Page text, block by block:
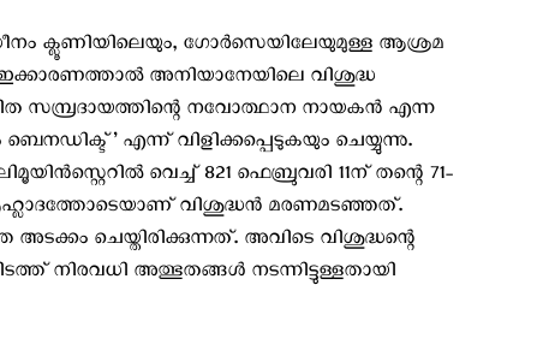
ക്ലൂണിയിലെയും, ഗോര്‍സെയിലേയുമുള്ള ആശ്രമ
ഇക്കാരണത്താല്‍ അനിയാനേയിലെ വിശുദ്ധ
സമ്പ്രദായത്തിന്റെ നവോത്ഥാന നായകന്‍ എന്ന
എന്ന് വിളിക്കപ്പെടുകയും ചെയ്യുന്നു.
വെച്ച് 821 ഫെബ്രുവരി 11ന് തന്റെ 71-
വിശുദ്ധന്‍ മരണമടഞ്ഞത്.
ചെയ്തിരിക്കുന്നത്. അവിടെ വിശുദ്ധന്റെ
നിരവധി അത്ഭുതങ്ങള്‍ നടന്നിട്ടുള്ളതായി